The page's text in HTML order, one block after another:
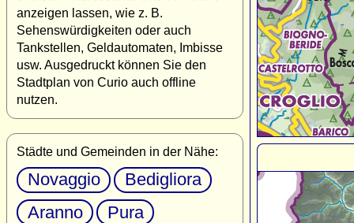
anzeigen lassen, wie z. B.
Sehenswürdigkeiten oder auch
Tankstellen, Geldautomaten, Imbisse
usw. Ausgedruckt können Sie den
Stadtplan von Curio auch offline
nutzen.
Städte und Gemeinden in der Nähe:
Novaggio
Bedigliora
Aranno
Pura